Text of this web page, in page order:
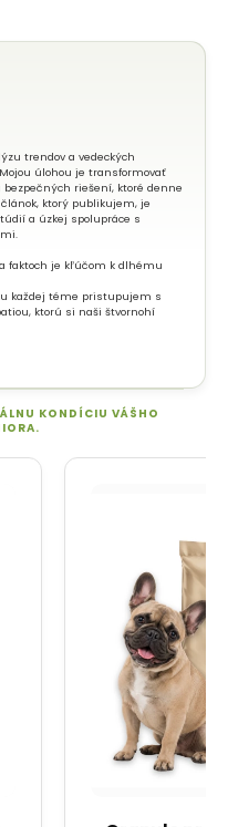
trendov a vedeckých
úlohou je transformovať
bezpečných riešení, ktoré denne
ktorý publikujem, je
a úzkej spolupráce s
faktoch je kľúčom k dlhému
každej téme pristupujem s
ktorú si naši štvornohí